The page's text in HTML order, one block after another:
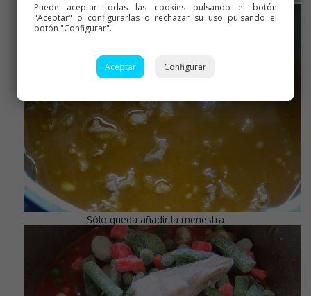
Sólo queda añadir la menestra
Puede aceptar todas las cookies pulsando el botón
"Aceptar" o configurarlas o rechazar su uso pulsando el
botón "Configurar".
Aceptar Configurar